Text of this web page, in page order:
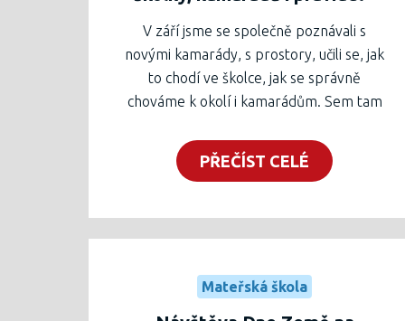
V září jsme se společně poznávali s
novými kamarády, s prostory, učili se, jak
to chodí ve školce, jak se správně
chováme k okolí i kamarádům. Sem tam
vše děti krásně zvládly a už se společně
těsíme na nové zážitky, které nás ve
PŘEČÍST CELÉ
Mateřská škola